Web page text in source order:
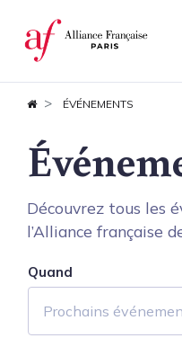
Panneau de gestion
ÉVÉNEMENTS
Découvrez tous les
l’Alliance française
Quand
Prochains